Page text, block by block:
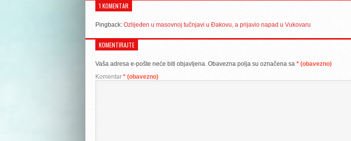
1 KOMENTAR
Pingback: Ozlijeđen u masovnoj tučnjavi u Đakovu, a prijavio napad u Vukovaru
KOMENTIRAJTE
Vaša adresa e-pošte neće biti objavljena. Obavezna polja su označena sa * (obavezno)
Komentar * (obavezno)